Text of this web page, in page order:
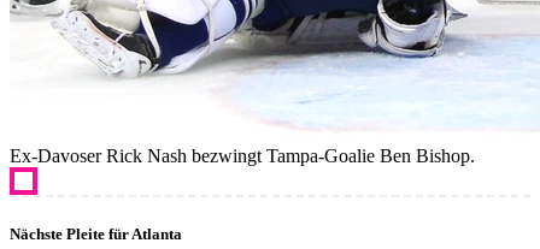
Ex-Davoser Rick Nash bezwingt Tampa-Goalie Ben Bishop.
Nächste Pleite für Atlanta